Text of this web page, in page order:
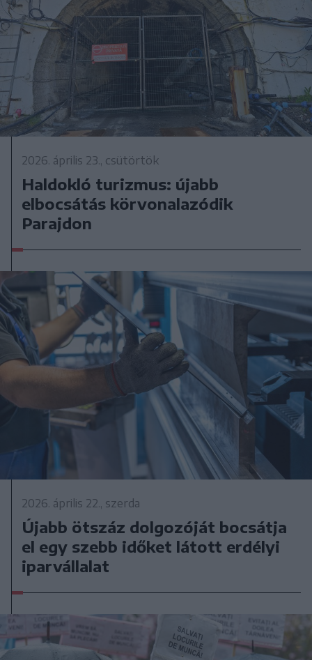
2026. április 23., csütörtök
Haldokló turizmus: újabb
elbocsátás körvonalazódik
Parajdon
2026. április 22., szerda
Újabb ötszáz dolgozóját bocsátja
el egy szebb időket látott erdélyi
iparvállalat